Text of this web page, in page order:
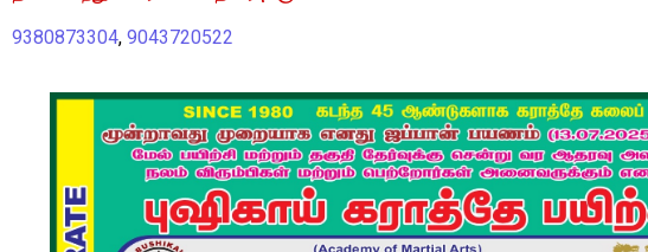
9380873304, 9043720522